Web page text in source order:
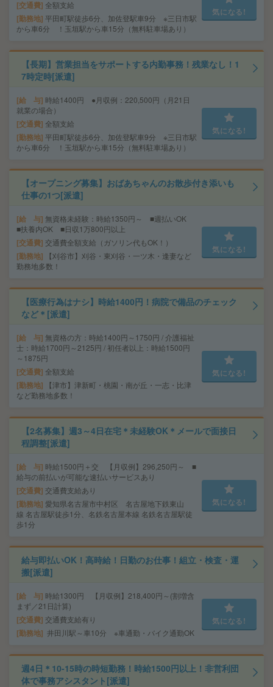
交通費 全額支給
勤務地 平田町駅徒歩6分、加佐登駅車9分 ※三日市駅
から車6分 ！玉垣駅から車15分（無料駐車場あり）
気になる!
【長期】営業担当をサポートする内勤事務！残業なし！1
7時定時[派遣]
給 与 時給1400円 ●月収例：220,500円（月21日
就業の場合）
交通費 全額支給
勤務地 平田町駅徒歩6分、加佐登駅車9分 ※三日市駅
から車6分 ！玉垣駅から車15分（無料駐車場あり）
気になる!
【オープニング募集】おばあちゃんのお散歩付き添いも
仕事の1つ[派遣]
給 与 無資格未経験：時給1350円～ ■週払いOK
■扶養内OK ■日収1万800円以上
交通費 交通費全額支給（ガソリン代もOK！）
勤務地
【刈谷市】刈谷・東刈谷・一ツ木・逢妻など
勤務地多数！
気になる!
【医療行為はナシ】時給1400円！病院で備品のチェック
など＊[派遣]
給 与 無資格の方：時給1400円～1750円 / 介護福祉
士：時給1700円～2125円 / 初任者以上：時給1500円
～1875円
交通費 全額支給
勤務地
【津市】津新町・桃園・南が丘・一志・比津
など勤務地多数！
気になる!
【2名募集】週3～4日在宅＊未経験OK＊メールで面接日
程調整[派遣]
給 与 時給1500円＋交 【月収例】296,250円～ ■
給与の前払いが可能な速払いサービスあり
交通費 交通費支給あり
勤務地 愛知県名古屋市中村区 名古屋地下鉄東山
線 名古屋駅徒歩1分、名鉄名古屋本線 名鉄名古屋駅徒
歩1分
気になる!
給与即払いOK！高時給！日勤のお仕事！組立・検査・運
搬[派遣]
給 与 時給1300円 【月収例】218,400円～(割増含
まず／21日計算)
交通費 交通費支給有り
勤務地 井田川駅～車10分 ※車通勤・バイク通勤OK
気になる!
週4日＊10-15時の時短勤務！時給1500円以上！非営利団
体で事務アシスタント[派遣]